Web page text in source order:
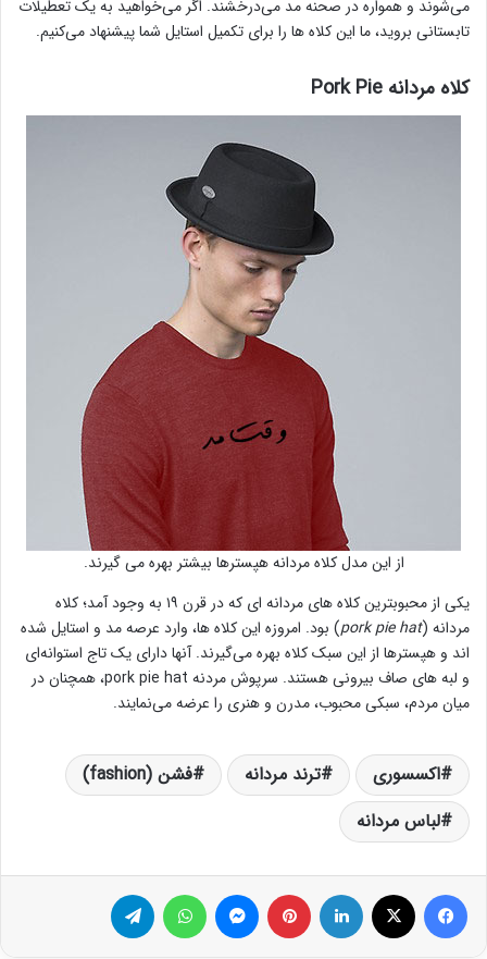
می‌شوند و همواره در صحنه مد می‌درخشند. اگر می‌خواهید به یک تعطیلات
تابستانی بروید، ما این کلاه ها را برای تکمیل استایل شما پیشنهاد می‌کنیم.
کلاه مردانه Pork Pie
از این مدل کلاه مردانه هپسترها بیشتر بهره می گیرند.
یکی از محبوبترین کلاه های مردانه ای که در قرن ۱۹ به وجود آمد؛ کلاه
مردانه (pork pie hat) بود. امروزه این کلاه ها، وارد عرصه مد و استایل شده
اند و هپسترها از این سبک کلاه بهره می‌گیرند. آنها دارای یک تاج استوانه‌ای
و لبه های صاف بیرونی هستند. سرپوش مردنه pork pie hat، همچنان در
میان مردم، سبکی محبوب، مدرن و هنری را عرضه می‌نمایند.
اکسسوری ترند مردانه
فشن (fashion)
لباس مردانه
فیس بوک لینکدین ‫پین‌ترست پیام رسان